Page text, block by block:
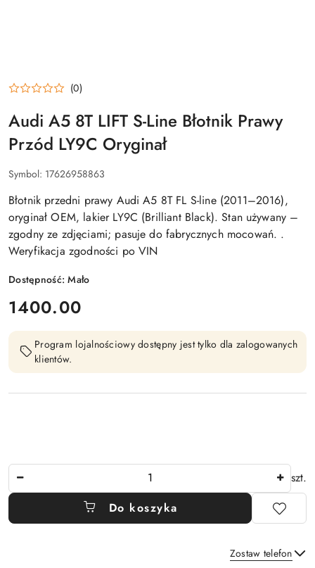
(0)
Audi A5 8T LIFT S-Line Błotnik Prawy
Przód LY9C Oryginał
Symbol: 17626958863
Błotnik przedni prawy Audi A5 8T FL S-line (2011–2016),
oryginał OEM, lakier LY9C (Brilliant Black). Stan używany –
zgodny ze zdjęciami; pasuje do fabrycznych mocowań. .
Weryfikacja zgodności po VIN
Dostępność:Mało
cena:
1400.00
Program lojalnościowy dostępny jest tylko dla zalogowanych
klientów.
szt.
Do koszyka
Zostaw telefon